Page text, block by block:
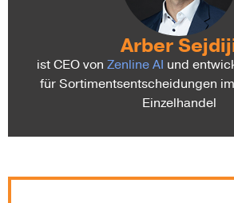
Arber
ist CEO von Zenline AI und
für Sortimentsentscheidungen
Einzelhandel